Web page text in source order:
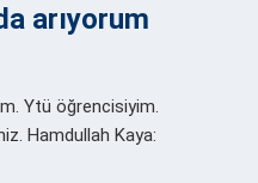
arıyorum
Ytü öğrencisiyim.
Hamdullah Kaya: